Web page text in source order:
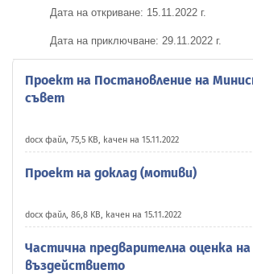
Дата на откриване: 15 .11. 2022 г.
Дата на приключване: 29.11.2022 г.
Проект на Постановление на
съвет
docx файл, 75,5 KB, качен на 15.11.2022
Проект на доклад (мотиви)
docx файл, 86,8 KB, качен на 15.11.2022
Частична предварителна оценка на
въздействието